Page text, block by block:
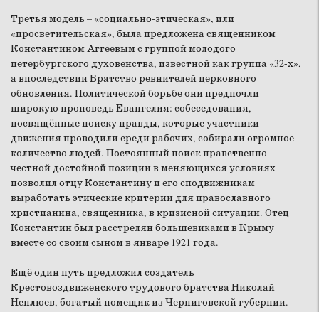
Третья модель – «социально-этическая», или
«просветительская», была предложена священником
Константином Аггеевым с группой молодого
петербургского духовенства, известной как группа «32-х»,
а впоследствии Братство ревнителей церковного
обновления. Политической борьбе они предпочли
широкую проповедь Евангелия: собеседования,
посвящённые поиску правды, которые участники
движения проводили среди рабочих, собирали огромное
количество людей. Постоянный поиск нравственно
честной достойной позиции в меняющихся условиях
позволил отцу Константину и его сподвижникам
выработать этические критерии для православного
христианина, священника, в кризисной ситуации. Отец
Константин был расстрелян большевиками в Крыму
вместе со своим сыном в январе 1921 года.
Ещё один путь предложил создатель
Крестовоздвиженского трудового братства Николай
Неплюев, богатый помещик из Черниговской губернии.